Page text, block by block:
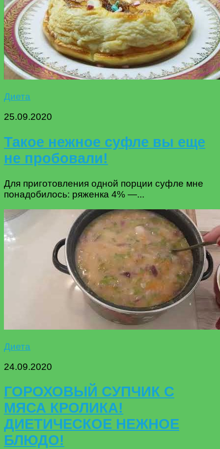
Диета
25.09.2020
Такое нежное суфле вы еще
не пробовали!
Для приготовления одной порции суфле мне
понадобилось: ряженка 4% —...
Диета
24.09.2020
ГОРОХОВЫЙ СУПЧИК С
МЯСА КРОЛИКА!
ДИЕТИЧЕСКОЕ НЕЖНОЕ
БЛЮДО!